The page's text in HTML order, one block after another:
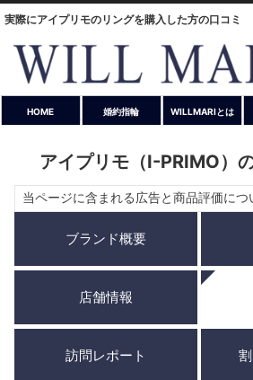
実際にアイプリモのリングを購入した方の口コミ
HOME 婚約指輪 WILLMARIとは
アイプリモ（I-PRIMO）
当ページに含まれる広告と商品評価につ
ブランド概要
店舗情報
訪問レポート